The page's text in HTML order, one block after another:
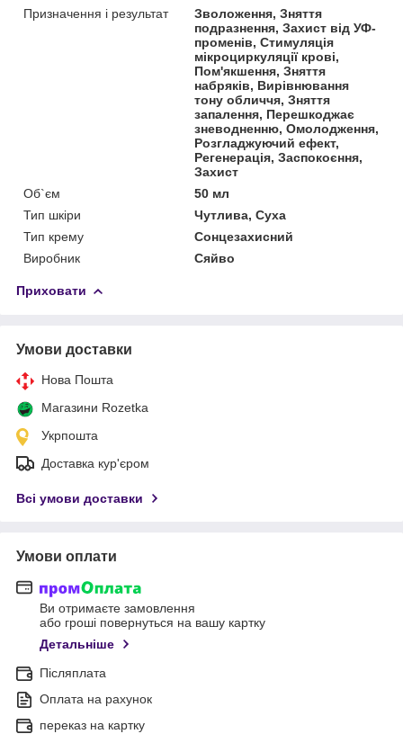
Призначення і результат
Зволоження, Зняття
подразнення, Захист від УФ-
променів, Стимуляція
мікроциркуляції крові,
Пом'якшення, Зняття
набряків, Вирівнювання
тону обличчя, Зняття
запалення, Перешкоджає
зневодненню, Омолодження,
Розгладжуючий ефект,
Регенерація, Заспокоєння,
Захист
Об`єм
50 мл
Тип шкіри
Чутлива, Суха
Тип крему
Сонцезахисний
Виробник
Сяйво
Приховати
Умови доставки
Нова Пошта
Магазини Rozetka
Укрпошта
Доставка кур'єром
Всі умови доставки
Умови оплати
Ви отримаєте замовлення
або гроші повернуться на вашу картку
Детальніше
Післяплата
Оплата на рахунок
переказ на картку